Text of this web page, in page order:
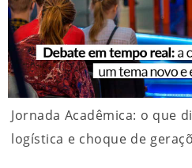
Jornada Acadêmica: o que
logística e choque de